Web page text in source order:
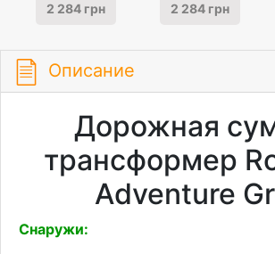
2 284 грн 2 284 грн
Описание
Дорожная
трансформер
Adventure
Снаружи: